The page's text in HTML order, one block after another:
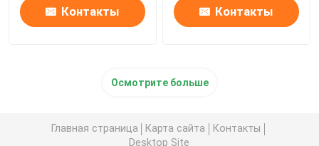
Контакты Контакты
Осмотрите больше
Главная страница Карта сайта
Контакты
Desktop Site